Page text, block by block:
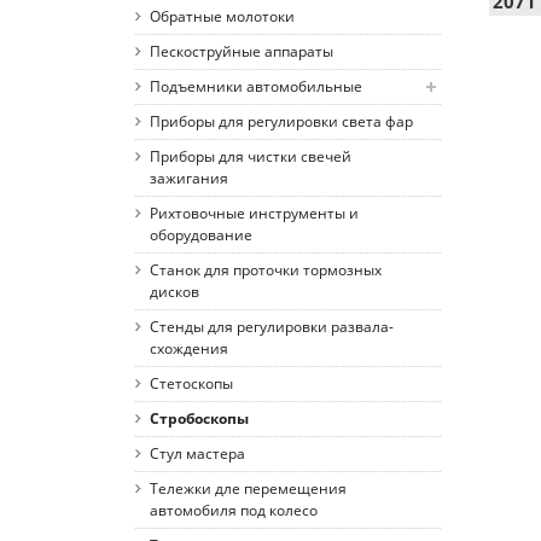
Обратные молотоки
Пескоструйные аппараты
Подъемники автомобильные
Приборы для регулировки света фар
Приборы для чистки свечей
зажигания
Рихтовочные инструменты и
оборудование
Станок для проточки тормозных
дисков
Стенды для регулировки развала-
схождения
Стетоскопы
Стробоскопы
Стул мастера
Тележки дле перемещения
автомобиля под колесо